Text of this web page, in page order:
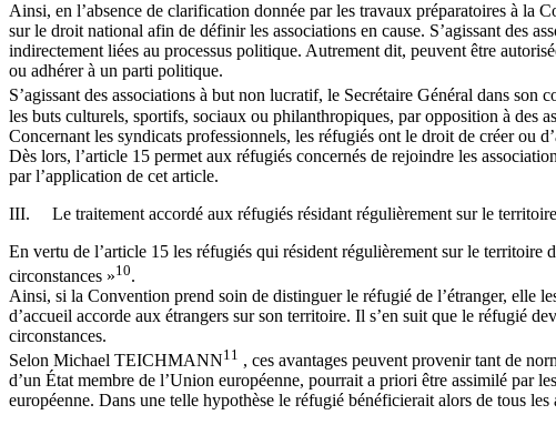
Ainsi, en l’absence de clarification donnée par les travaux préparatoires à la
sur le droit national afin de définir les associations en cause. S’agissant des
indirectement liées au processus politique. Autrement dit, peuvent être
ou adhérer à un parti politique.
S’agissant des associations à but non lucratif, le Secrétaire Général dans son
les buts culturels, sportifs, sociaux ou philanthropiques, par opposition à des
Concernant les syndicats professionnels, les réfugiés ont le droit de créer ou
Dès lors, l’article 15 permet aux réfugiés concernés de rejoindre les
par l’application de cet article.
III. Le traitement accordé aux réfugiés résidant régulièrement sur le
En vertu de l’article 15 les réfugiés qui résident régulièrement sur le territoire
circonstances »10.
Ainsi, si la Convention prend soin de distinguer le réfugié de l’étranger, elle
d’accueil accorde aux étrangers sur son territoire. Il s’en suit que le réfugié
circonstances.
Selon Michael TEICHMANN11 , ces avantages peuvent provenir tant de
d’un État membre de l’Union européenne, pourrait a priori être assimilé par
européenne. Dans une telle hypothèse le réfugié bénéficierait alors de tous